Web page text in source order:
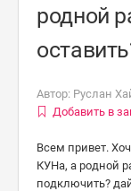
родной
Автор: Руслан
Добавить в
Всем привет.
КУНа, а родной
подключить?